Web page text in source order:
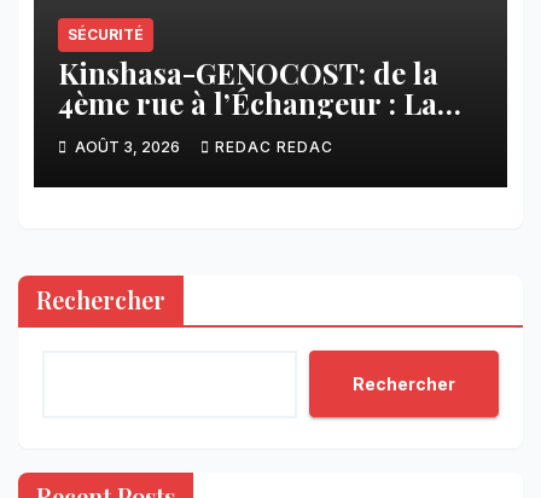
SÉCURITÉ
Kinshasa-GENOCOST: de la
4ème rue à l’Échangeur : La
jeunesse répond présente pour
les victimes du GENOCOST
AOÛT 3, 2026 REDAC REDAC
Rechercher
Rechercher